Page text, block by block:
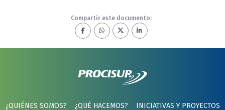
Compartir este documento:
¿QUIÉNES SOMOS? ¿QUÉ HACEMOS? INICIATIVAS Y PROYECTOS